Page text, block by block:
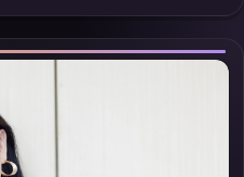
追剧体验。